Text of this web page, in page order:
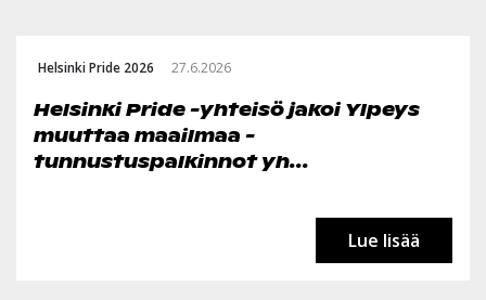
Helsinki Pride 2026 27.6.2026
Helsinki Pride -yhteisö jakoi Ylpeys
muuttaa maailmaa -
tunnustuspalkinnot yh...
Lue lisää